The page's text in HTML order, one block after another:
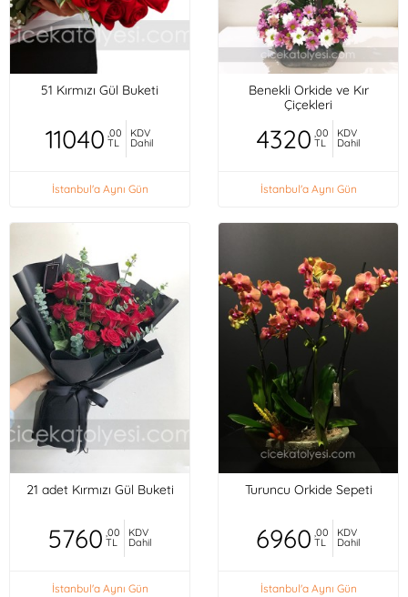
51 Kırmızı Gül Buketi
11040 ,00
TL
KDV
Dahil
İstanbul'a Aynı Gün
Benekli Orkide ve Kır
Çiçekleri
4320 ,00
TL
KDV
Dahil
İstanbul'a Aynı Gün
21 adet Kırmızı Gül Buketi
5760 ,00
TL
KDV
Dahil
İstanbul'a Aynı Gün
Turuncu Orkide Sepeti
6960 ,00
TL
KDV
Dahil
İstanbul'a Aynı Gün